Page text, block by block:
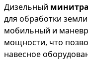
Дизельный
для обработки
мобильный и
мощности, что
навесное